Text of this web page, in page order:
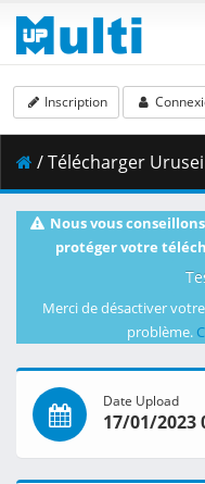
Inscription
/ Télécharger
Nous vous
protéger votre
Merci de désactiver
problème.
Date Upload
17/01/2023